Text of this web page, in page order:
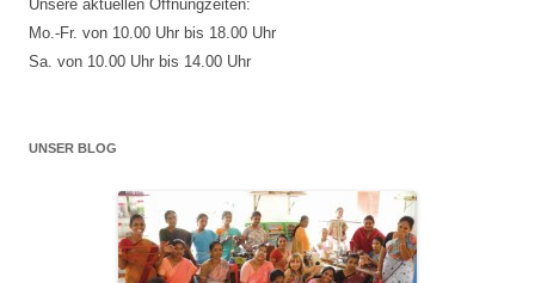
Unsere aktuellen Öffnungzeiten:
Mo.-Fr. von 10.00 Uhr bis 18.00 Uhr
Sa. von 10.00 Uhr bis 14.00 Uhr
UNSER BLOG